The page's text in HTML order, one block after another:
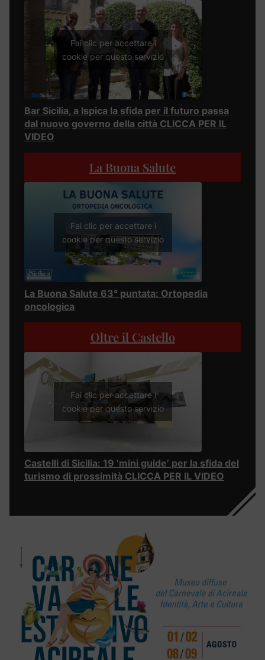
Fai clic per accettare i
cookie per questo servizio
Bar Sicilia, a Ispica la sfida per il futuro passa
dal nuovo governo della città CLICCA PER IL
VIDEO
La Buona Salute
Fai clic per accettare i
cookie per questo servizio
La Buona Salute 63° puntata: Ortopedia
oncologica
Oltre il Castello
Fai clic per accettare i
cookie per questo servizio
Castelli di Sicilia: 19 ‘mini guide’ per la sfida del
turismo di prossimità CLICCA PER IL VIDEO